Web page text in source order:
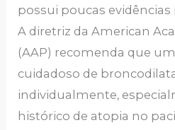
possui poucas evidências
A diretriz da American
(AAP) recomenda que
cuidadoso de
individualmente,
histórico de atopia no